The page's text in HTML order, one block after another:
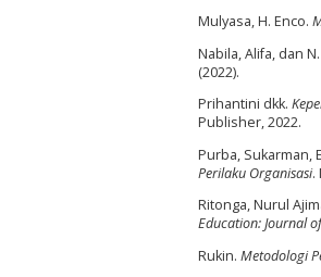
Mulyasa, H. Enco.
Nabila, Alifa, dan
(2022).
Prihantini dkk.
Publisher, 2022.
Purba, Sukarman,
Perilaku Organisasi.
Ritonga, Nurul
Education: Journal
Rukin. Metodologi